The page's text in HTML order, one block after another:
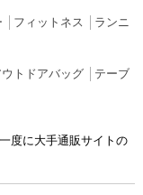
フィットネス
ランニ
ウトドアバッグ│ テーブ
度に大手通販サイトの